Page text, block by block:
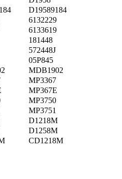
D19589184
6132229
6133619
181448
572448J
05P845
MDB1902
MP3367
MP367E
MP3750
MP3751
D1218M
D1258M
CD1218M